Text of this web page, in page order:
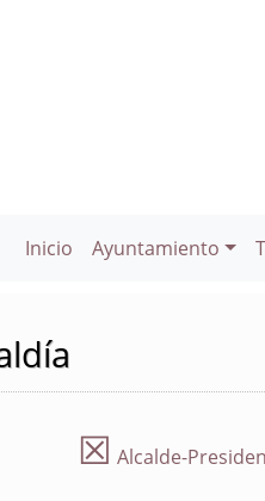
Inicio Ayuntamiento
☒ Alcalde-